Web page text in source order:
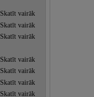
Skatīt vairāk
Skatīt vairāk
Skatīt vairāk
Skatīt vairāk
Skatīt vairāk
Skatīt vairāk
Skatīt vairāk